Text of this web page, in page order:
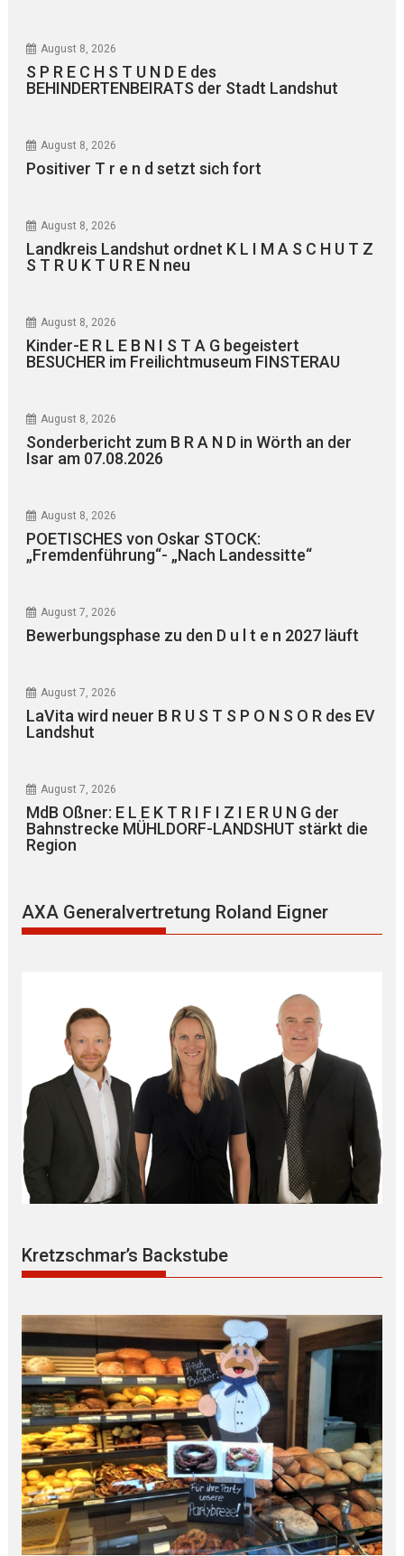
August 8, 2026
S P R E C H S T U N D E des
BEHINDERTENBEIRATS der Stadt Landshut
August 8, 2026
Positiver T r e n d setzt sich fort
August 8, 2026
Landkreis Landshut ordnet K L I M A S C H U T Z
S T R U K T U R E N neu
August 8, 2026
Kinder-E R L E B N I S T A G begeistert
BESUCHER im Freilichtmuseum FINSTERAU
August 8, 2026
Sonderbericht zum B R A N D in Wörth an der
Isar am 07.08.2026
August 8, 2026
POETISCHES von Oskar STOCK:
„Fremdenführung“- „Nach Landessitte“
August 7, 2026
Bewerbungsphase zu den D u l t e n 2027 läuft
August 7, 2026
LaVita wird neuer B R U S T S P O N S O R des EV
Landshut
August 7, 2026
MdB Oßner: E L E K T R I F I Z I E R U N G der
Bahnstrecke MÜHLDORF-LANDSHUT stärkt die
Region
AXA Generalvertretung Roland Eigner
Kretzschmar’s Backstube